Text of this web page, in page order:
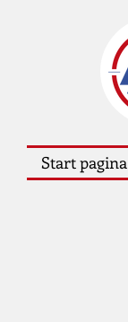
Start pagina